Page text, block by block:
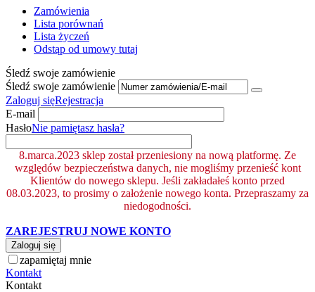
Zamówienia
Lista porównań
Lista życzeń
Odstąp od umowy tutaj
Śledź swoje zamówienie
Śledź swoje zamówienie
Zaloguj sięRejestracja
E-mail
HasłoNie pamiętasz hasła?
8.marca.2023 sklep został przeniesiony na nową platformę. Ze
względów bezpieczeństwa danych, nie mogliśmy przenieść kont
Klientów do nowego sklepu. Jeśli zakładałeś konto przed
08.03.2023, to prosimy o założenie nowego konta. Przepraszamy za
niedogodności.
ZAREJESTRUJ NOWE KONTO
Zaloguj się
zapamiętaj mnie
Kontakt
Kontakt